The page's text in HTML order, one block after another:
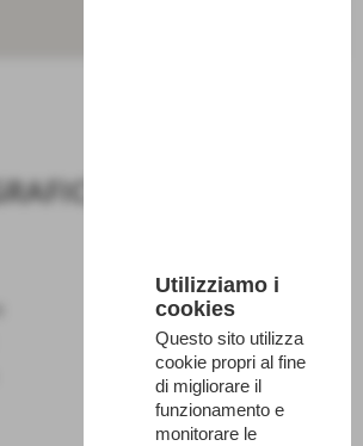
Utilizziamo i
cookies
Questo sito utilizza
cookie propri al fine
di migliorare il
funzionamento e
monitorare le